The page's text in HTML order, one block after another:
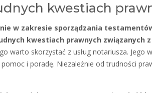
kwestiach
w zakresie sporządzania
kwestiach prawnych związanych
warto skorzystać z usług notariusza. Jego
i poradę. Niezależnie od trudności